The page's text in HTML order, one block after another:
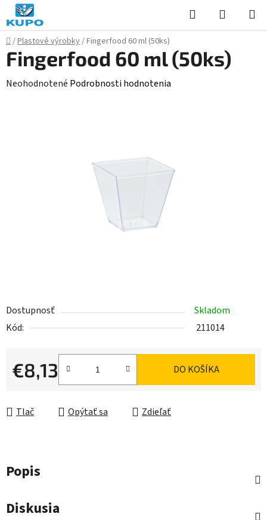
Prejsť
na
obsah
Hľadať
KOŠÍK
Domov
/Plastové výrobky/Fingerfood 60 ml (50ks)
Dostupnosť
Skladom
Kód:
211014
€8,13
Jednotková cena:
DO KOŠÍKA
Tlač Opýtať sa Zdieľať
Fingerfood 60 ml (50ks)
Priemerné
Neohodnotené Podrobnosti hodnotenia
Popis
Diskusia